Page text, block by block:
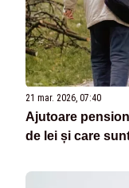
21 mar. 2026, 07:40
Ajutoare
de lei și care